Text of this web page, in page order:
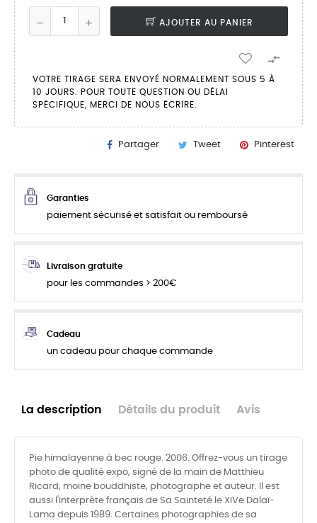
AJOUTER AU PANIER

VOTRE TIRAGE SERA ENVOYÉ NORMALEMENT SOUS 5 À
10 JOURS. POUR TOUTE QUESTION OU DÉLAI
SPÉCIFIQUE, MERCI DE NOUS ÉCRIRE.
Partager Tweet Pinterest
Garanties
paiement sécurisé et satisfait ou remboursé
Livraison gratuite
pour les commandes > 200€
Cadeau
un cadeau pour chaque commande
La description Détails du produit Avis
Pie himalayenne à bec rouge. 2006. Offrez-vous un tirage
photo de qualité expo, signé de la main de Matthieu
Ricard, moine bouddhiste, photographe et auteur. Il est
aussi l'interprète français de Sa Sainteté le XIVe Dalaï-
Lama depuis 1989. Certaines photographies de sa